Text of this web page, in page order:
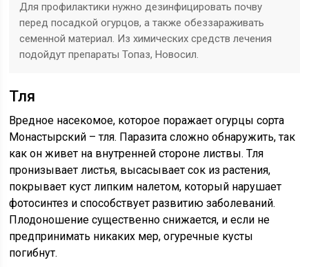
Для профилактики нужно дезинфицировать почву
перед посадкой огурцов, а также обеззараживать
семенной материал. Из химических средств лечения
подойдут препараты Топаз, Новосил.
Тля
Вредное насекомое, которое поражает огурцы сорта
Монастырский – тля. Паразита сложно обнаружить, так
как он живет на внутренней стороне листвы. Тля
пронизывает листья, высасывает сок из растения,
покрывает куст липким налетом, который нарушает
фотосинтез и способствует развитию заболеваний.
Плодоношение существенно снижается, и если не
предпринимать никаких мер, огуречные кусты
погибнут.